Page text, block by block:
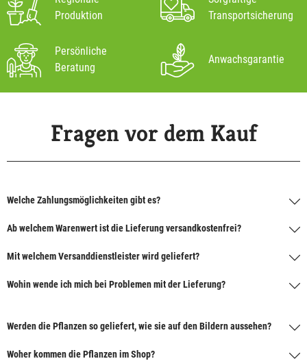
Produktion
Transportsicherung
Persönliche
Beratung
Anwachsgarantie
Fragen vor dem Kauf
Welche Zahlungsmöglichkeiten gibt es?
Ab welchem Warenwert ist die Lieferung versandkostenfrei?
Mit welchem Versanddienstleister wird geliefert?
Wohin wende ich mich bei Problemen mit der Lieferung?
Werden die Pflanzen so geliefert, wie sie auf den Bildern aussehen?
Woher kommen die Pflanzen im Shop?